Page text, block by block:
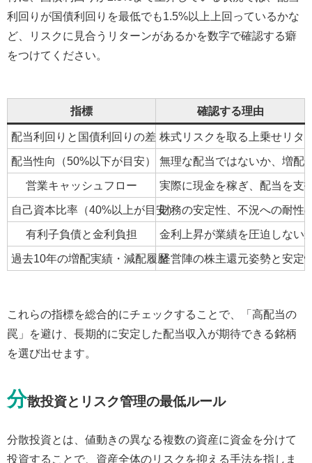
利回りが国債利回りを最低でも1.5%以上上回っているかな
ど、リスクに見合うリターンがあるかを数字で確認する癖
をつけてください。
指標 確認する理由
配当利回りと国債利回りの差 株式リスクを取る上乗せリタ
配当性向（50%以下が目安） 無理な配当ではないか、増配
営業キャッシュフロー 実際に現金を稼ぎ、配当を支
自己資本比率（40%以上が目安）財務の安定性、不況への耐性
有利子負債と金利負担 金利上昇が業績を圧迫しない
過去10年の増配実績・減配履歴経営陣の株主還元姿勢と安定
これらの指標を総合的にチェックすることで、「高配当の
罠」を避け、長期的に安定した配当収入が期待できる銘柄
を選び出せます。
分散投資とリスク管理の最低ルール
分散投資とは、値動きの異なる複数の資産に資金を分けて
投資することで、資産全体のリスクを抑える手法を指しま